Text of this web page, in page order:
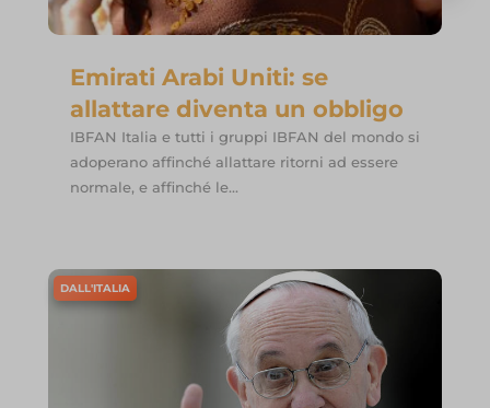
Emirati Arabi Uniti: se
allattare diventa un obbligo
IBFAN Italia e tutti i gruppi IBFAN del mondo si
adoperano affinché allattare ritorni ad essere
normale, e affinché le...
DALL'ITALIA